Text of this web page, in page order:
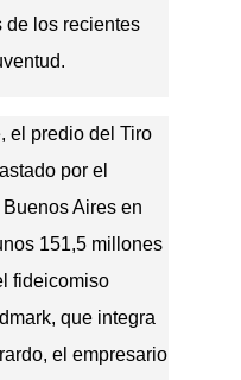
de los recientes
el predio del Tiro
por el
Aires en
151,5 millones
fideicomiso
que integra
el empresario